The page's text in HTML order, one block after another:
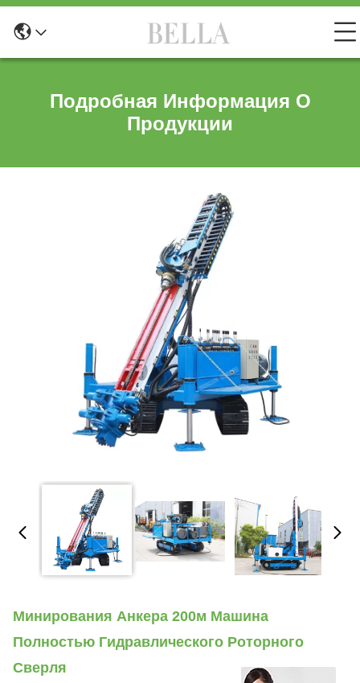
Подробная Информация О
Продукции
Минирования Анкера 200м Машина
Полностью Гидравлического Роторного
Сверля